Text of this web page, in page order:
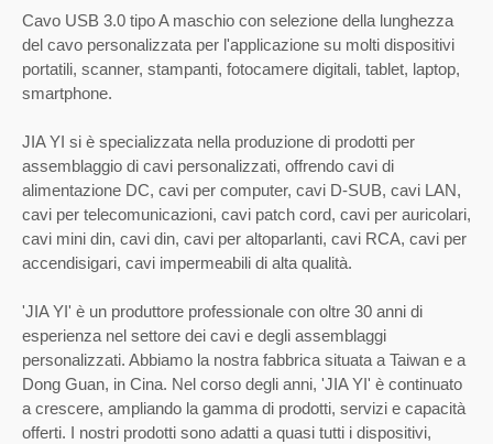
Cavo USB 3.0 tipo A maschio con selezione della lunghezza
del cavo personalizzata per l'applicazione su molti dispositivi
portatili, scanner, stampanti, fotocamere digitali, tablet, laptop,
smartphone.
JIA YI si è specializzata nella produzione di prodotti per
assemblaggio di cavi personalizzati, offrendo cavi di
alimentazione DC, cavi per computer, cavi D-SUB, cavi LAN,
cavi per telecomunicazioni, cavi patch cord, cavi per auricolari,
cavi mini din, cavi din, cavi per altoparlanti, cavi RCA, cavi per
accendisigari, cavi impermeabili di alta qualità.
'JIA YI' è un produttore professionale con oltre 30 anni di
esperienza nel settore dei cavi e degli assemblaggi
personalizzati. Abbiamo la nostra fabbrica situata a Taiwan e a
Dong Guan, in Cina. Nel corso degli anni, 'JIA YI' è continuato
a crescere, ampliando la gamma di prodotti, servizi e capacità
offerti. I nostri prodotti sono adatti a quasi tutti i dispositivi,